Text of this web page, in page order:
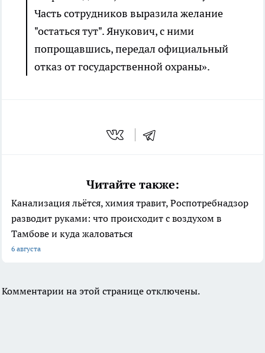
Часть сотрудников выразила желание
"остаться тут". Янукович, с ними
попрощавшись, передал официальный
отказ от государственной охраны».
Читайте также:
Канализация льётся, химия травит, Роспотребнадзор
разводит руками: что происходит с воздухом в
Тамбове и куда жаловаться
6 августа
Комментарии на этой странице отключены.